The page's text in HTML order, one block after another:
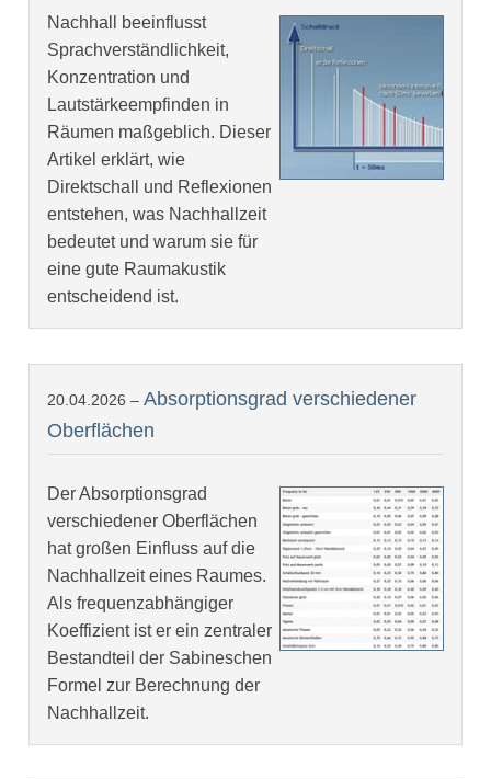
Nachhall beeinflusst
Sprachverständlichkeit,
Konzentration und
Lautstärkeempfinden in
Räumen maßgeblich. Dieser
Artikel erklärt, wie
Direktschall und Reflexionen
entstehen, was Nachhallzeit
bedeutet und warum sie für
eine gute Raumakustik
entscheidend ist.
20.04.2026 – Absorptionsgrad verschiedener
Oberflächen
Der Absorptionsgrad
verschiedener Oberflächen
hat großen Einfluss auf die
Nachhallzeit eines Raumes.
Als frequenzabhängiger
Koeffizient ist er ein zentraler
Bestandteil der Sabineschen
Formel zur Berechnung der
Nachhallzeit.